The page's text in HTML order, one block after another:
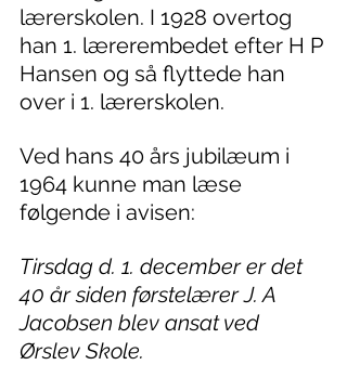
lærerskolen. I 1928 overtog
han 1. lærerembedet efter H P
Hansen og så flyttede han
over i 1. lærerskolen.
Ved hans 40 års jubilæum i
1964 kunne man læse
følgende i avisen:
Tirsdag d. 1. december er det
40 år siden førstelærer J. A
Jacobsen blev ansat ved
Ørslev Skole.